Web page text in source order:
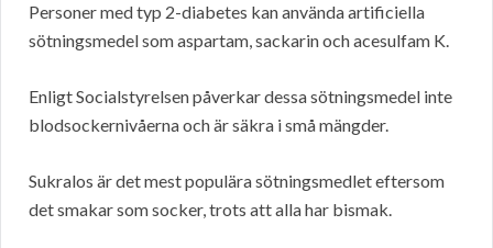
Personer med typ 2-diabetes kan använda artificiella
sötningsmedel som aspartam, sackarin och acesulfam K.
Enligt Socialstyrelsen påverkar dessa sötningsmedel inte
blodsockernivåerna och är säkra i små mängder.
Sukralos är det mest populära sötningsmedlet eftersom
det smakar som socker, trots att alla har bismak.